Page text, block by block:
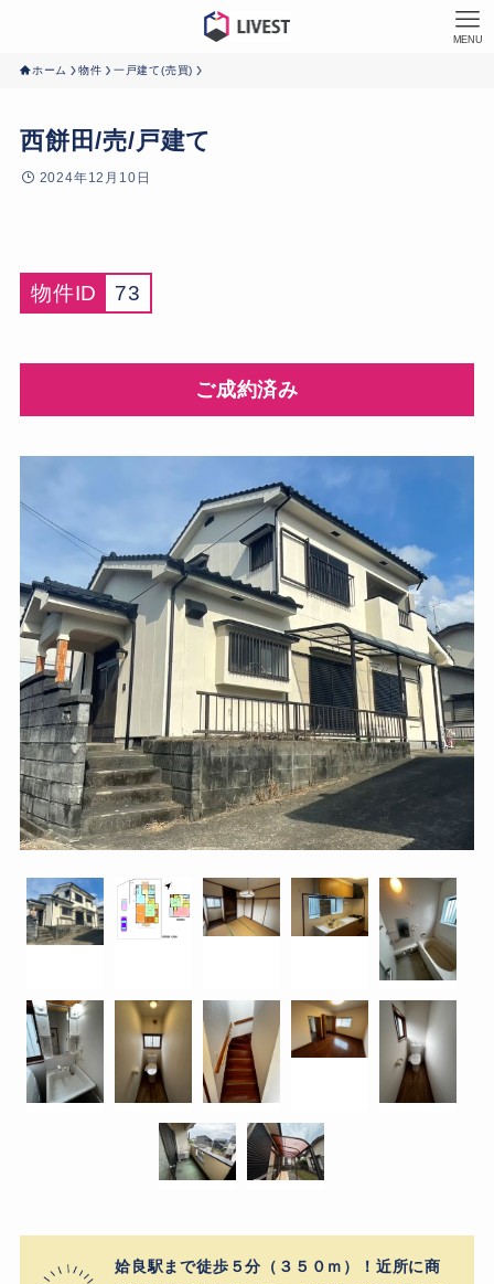
MENU
ホーム 物件 一戸建て(売買)
西餅田/売/戸建て
2024年12月10日
物件ID 73
ご成約済み
姶良駅まで徒歩５分（３５０ｍ）！近所に商